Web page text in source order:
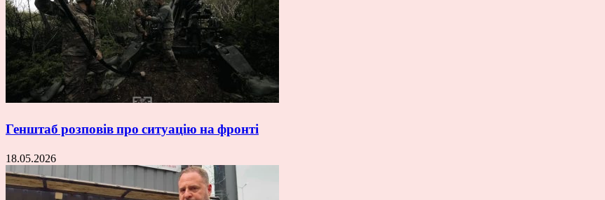
Генштаб розповів про ситуацію на фронті
18.05.2026